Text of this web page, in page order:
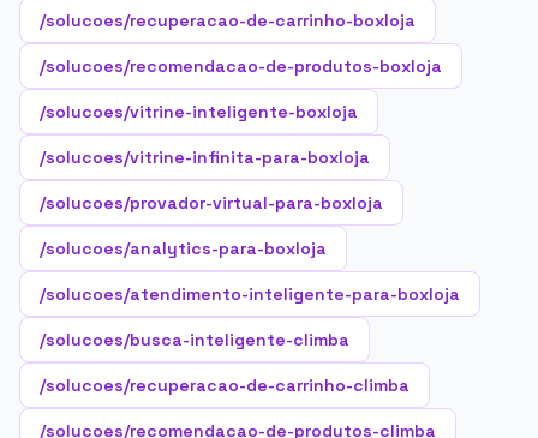
/solucoes/recuperacao-de-carrinho-boxloja
/solucoes/recomendacao-de-produtos-boxloja
/solucoes/vitrine-inteligente-boxloja
/solucoes/vitrine-infinita-para-boxloja
/solucoes/provador-virtual-para-boxloja
/solucoes/analytics-para-boxloja
/solucoes/atendimento-inteligente-para-boxloja
/solucoes/busca-inteligente-climba
/solucoes/recuperacao-de-carrinho-climba
/solucoes/recomendacao-de-produtos-climba